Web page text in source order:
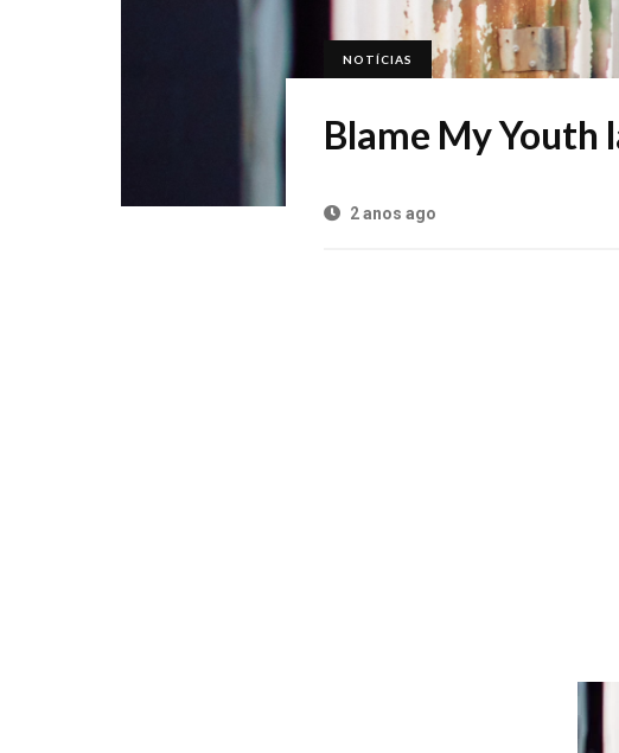
NOTÍCIAS
Blame My Youth
2 anos ago